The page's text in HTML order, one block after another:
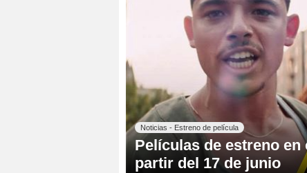
Noticias - Estreno de película
Películas de estreno
partir del 17 de junio